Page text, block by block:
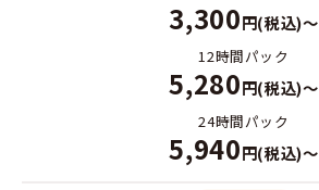
3,300円(税込)～
12時間パック
5,280円(税込)～
24時間パック
5,940円(税込)～